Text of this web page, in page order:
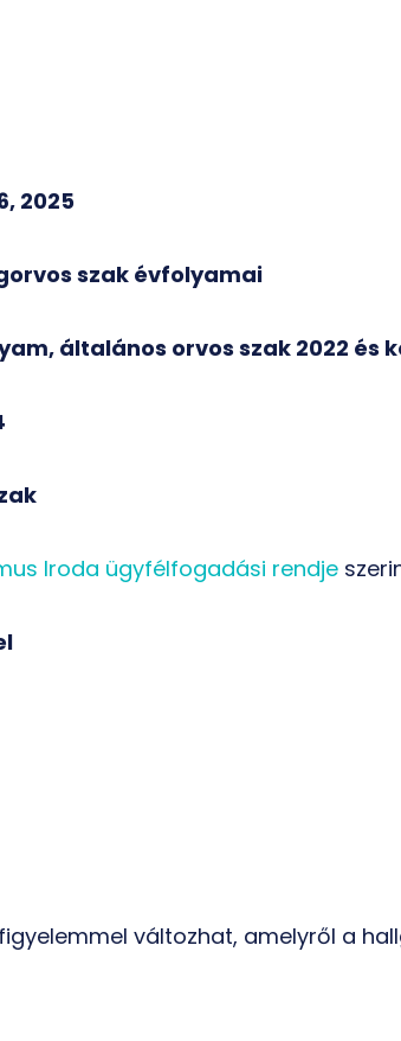
2025
szak évfolyamai
általános orvos szak 2022 és
Iroda ügyfélfogadási rendje
változhat, amelyről a